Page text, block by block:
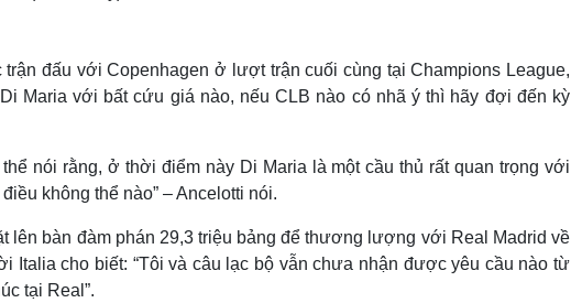
đấu với Copenhagen ở lượt trận cuối cùng tại Champions League,
Maria với bất cứu giá nào, nếu CLB nào có nhã ý thì hãy đợi đến kỳ
nói rằng, ở thời điểm này Di Maria là một cầu thủ rất quan trọng với
không thể nào” – Ancelotti nói.
lên bàn đàm phán 29,3 triệu bảng để thương lượng với Real Madrid về
cho biết: “Tôi và câu lạc bộ vẫn chưa nhận được yêu cầu nào từ
tại Real”.